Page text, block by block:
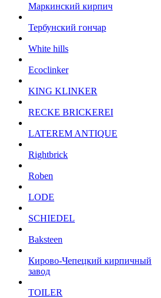
Маркинский кирпич
Тербунский гончар
White hills
Ecoclinker
KING KLINKER
RECKE BRICKEREI
LATEREM ANTIQUE
Rightbrick
Roben
LODE
SCHIEDEL
Baksteen
Кирово-Чепецкий кирпичный
завод
TOILER